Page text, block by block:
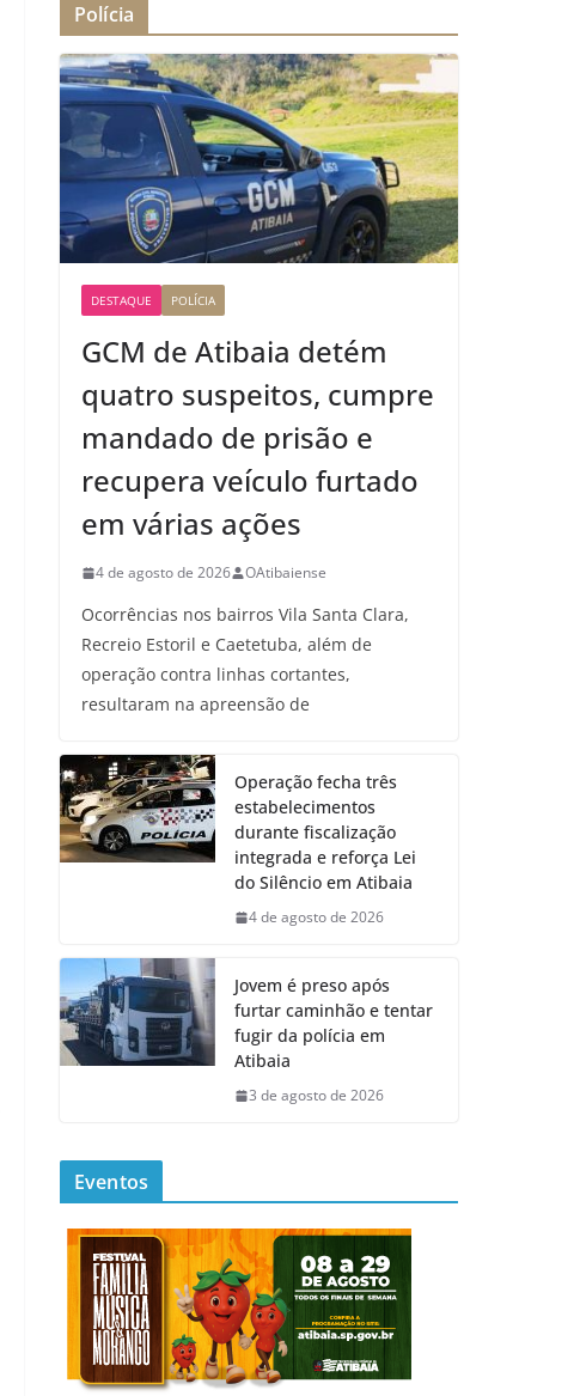
Polícia
DESTAQUE POLÍCIA
GCM de Atibaia detém
quatro suspeitos, cumpre
mandado de prisão e
recupera veículo furtado
em várias ações
4 de agosto de 2026 OAtibaiense
Ocorrências nos bairros Vila Santa Clara,
Recreio Estoril e Caetetuba, além de
operação contra linhas cortantes,
resultaram na apreensão de
Operação fecha três
estabelecimentos
durante fiscalização
integrada e reforça Lei
do Silêncio em Atibaia
4 de agosto de 2026
Jovem é preso após
furtar caminhão e tentar
fugir da polícia em
Atibaia
3 de agosto de 2026
Eventos